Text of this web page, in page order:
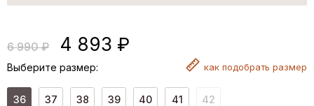
6 990 ₽ 4 893 ₽
Выберите размер: как подобрать размер
36 37 38 39 40 41 42